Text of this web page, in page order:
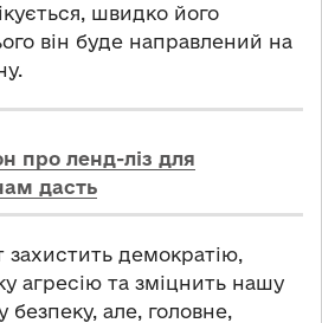
швидко його
він буде направлений на
про ленд-ліз для
дасть
захистить демократію,
агресію та зміцнить нашу
безпеку, але, головне,